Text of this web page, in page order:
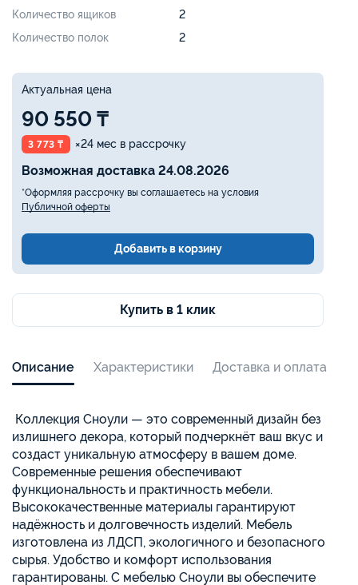
Количество ящиков
2
Количество полок
2
Актуальная цена
90 550 ₸
3 773 ₸ ×24 мес в рассрочку
Возможная доставка 24.08.2026
*Оформляя рассрочку вы соглашаетесь на условия
Публичной оферты
Добавить в корзину
Купить в 1 клик
Описание Характеристики Доставка и оплата
Коллекция Сноули — это современный дизайн без
излишнего декора, который подчеркнёт ваш вкус и
создаст уникальную атмосферу в вашем доме.
Современные решения обеспечивают
функциональность и практичность мебели.
Высококачественные материалы гарантируют
надёжность и долговечность изделий. Мебель
изготовлена из ЛДСП, экологичного и безопасного
сырья. Удобство и комфорт использования
гарантированы. С мебелью Сноули вы обеспечите